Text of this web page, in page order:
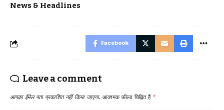
News & Headlines
Facebook
Leave a comment
आपका ईमेल पता प्रकाशित नहीं किया जाएगा. आवश्यक फ़ील्ड चिह्नित हैं *